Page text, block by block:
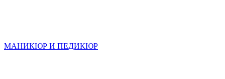
МАНИКЮР И ПЕДИКЮР